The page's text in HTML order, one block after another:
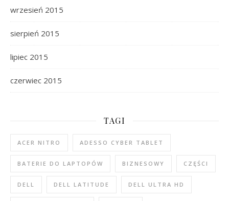
wrzesień 2015
sierpień 2015
lipiec 2015
czerwiec 2015
TAGI
ACER NITRO ADESSO CYBER TABLET
BATERIE DO LAPTOPÓW BIZNESOWY CZĘŚCI
DELL DELL LATITUDE DELL ULTRA HD